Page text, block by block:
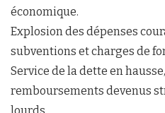
économique.
Explosion des dépenses
subventions et charges de
Service de la dette en
remboursements devenus
lourds.